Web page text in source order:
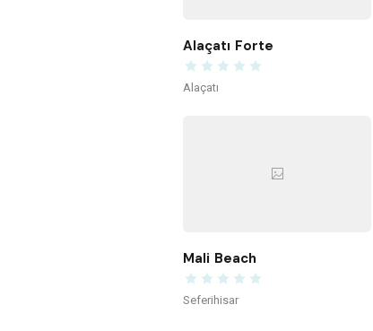
Alaçatı Forte
Alaçatı
Mali Beach
Seferihisar